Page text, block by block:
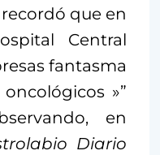
que en
Central
fantasma
»”
en
Diario